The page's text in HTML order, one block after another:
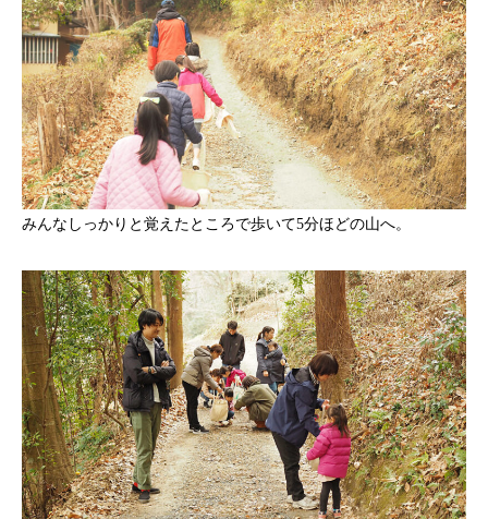
みんなしっかりと覚えたところで歩いて5分ほどの山へ。